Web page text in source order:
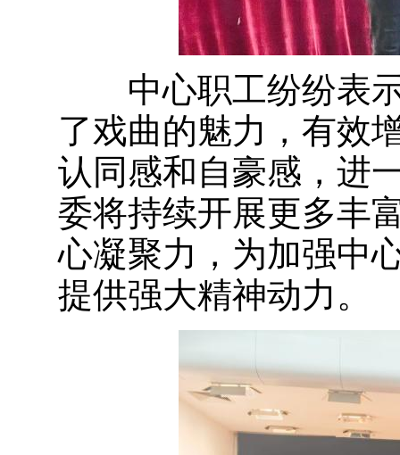
中心职工纷纷表示
了戏曲的魅力，有效
认同感和自豪感，进
委将持续开展更多丰
心凝聚力，为加强中
提供强大精神动力。